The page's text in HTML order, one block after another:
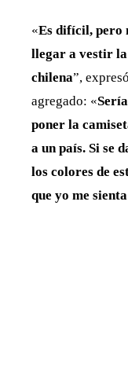
«Es difícil, pero
llegar a vestir la
chilena”,
agregado: «
poner la
a un país. Si se
los colores de
que yo me